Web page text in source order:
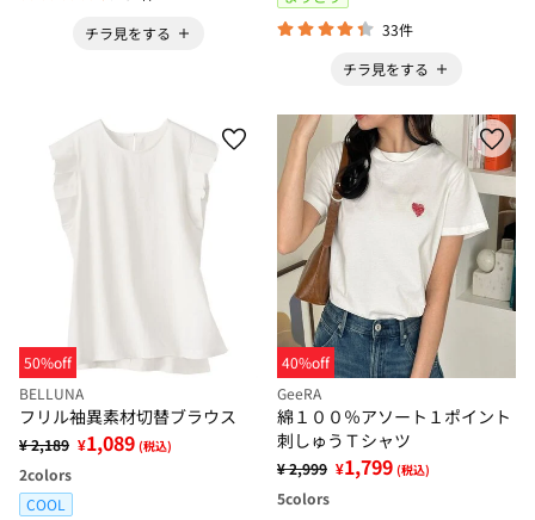
チラ見をする
33件
チラ見をする
50%off
BELLUNA
フリル袖異素材切替ブラウス
¥ 2,189 ¥1,089 (税込)
2colors
COOL
40%off
GeeRA
綿１００％アソート１ポイント
刺しゅうＴシャツ
¥ 2,999 ¥1,799 (税込)
5colors